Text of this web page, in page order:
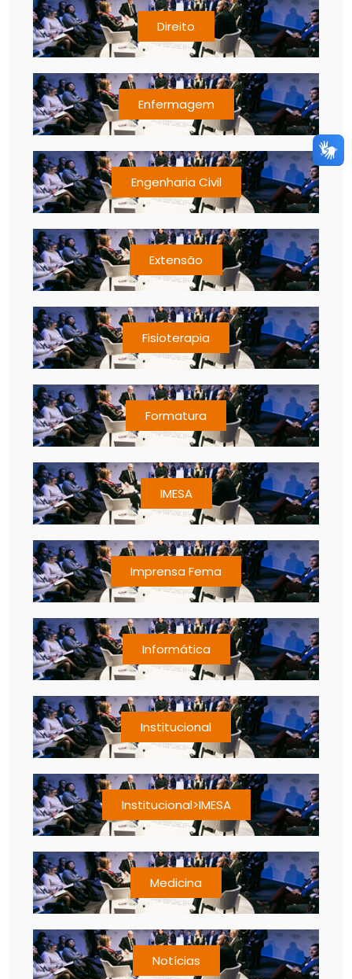
Direito
Enfermagem
Engenharia Civil
Extensão
Fisioterapia
Formatura
IMESA
Imprensa Fema
Informática
Institucional
Institucional>IMESA
Medicina
Notícias